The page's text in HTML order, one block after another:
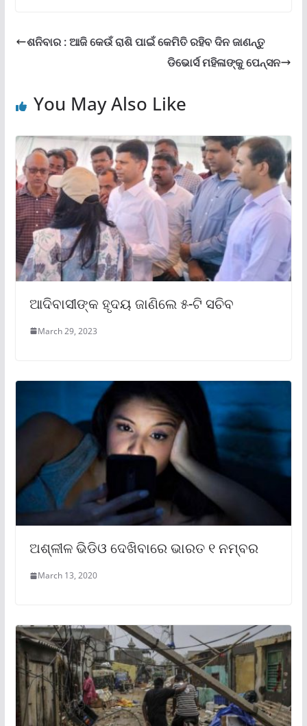
ଶନିବାର : ଆଜି କେଉଁ ରାଶି ପାଇଁ କେମିତି ରହିବ ଦିନ ଜାଣନ୍ତୁ
ଡିଭୋର୍ସ ମହିଳାଙ୍କୁ ପେନ୍ସନ
You May Also Like
ଆଦିବାସୀଙ୍କ ହୃଦୟ ଜାଣିଲେ ୫-ଟି ସଚିବ
March 29, 2023
ଅଶ୍ଳୀଳ ଭିଡିଓ ଦେଖିବାରେ ଭାରତ ୧ ନମ୍ବର
March 13, 2020